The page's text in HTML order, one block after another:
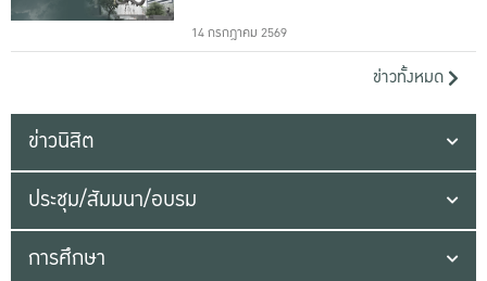
14 กรกฎาคม 2569
ข่าวทั้งหมด
ข่าวนิสิต
ประชุม/สัมมนา/อบรม
การศึกษา